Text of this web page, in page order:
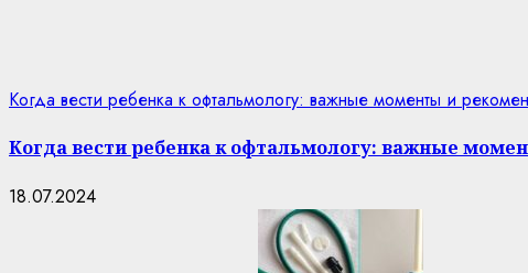
Когда вести ребенка к офтальмологу: важные моменты и
Когда вести ребенка к офтальмологу: важные
18.07.2024